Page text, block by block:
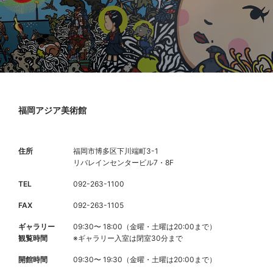
福岡アジア美術館
住所
福岡市博多区下川端町3-1
リバレインセンタービル7・8F
TEL 092-263-1100
FAX 092-263-1105
ギャラリー
観覧時間
09:30〜 18:00（金曜・土曜は20:00まで）
※ギャラリー入室は閉室30分まで
開館時間 09:30〜 19:30（金曜・土曜は20:00まで）